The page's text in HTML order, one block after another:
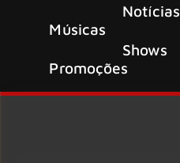
Músicas
Promoções
Notícias
Shows